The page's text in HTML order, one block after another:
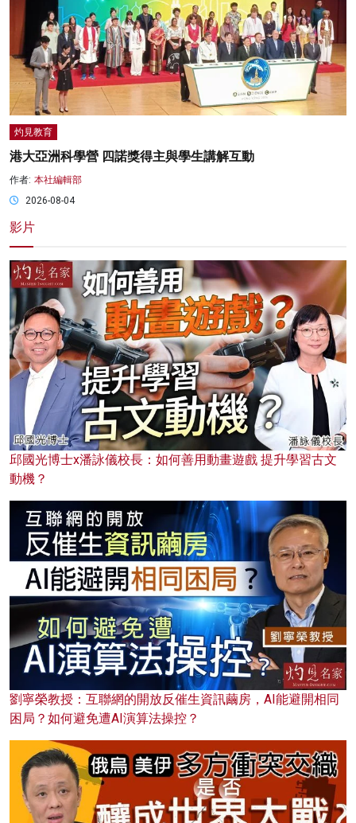
灼見教育
港大亞洲科學營 四諾獎得主與學生講解互動
作者: 本社編輯部
2026-08-04
影片
邱國光博士x潘詠儀校長：如何善用動畫遊戲 提升學習古文
動機？
劉寧榮教授：互聯網的開放反催生資訊繭房，AI能避開相同
困局？如何避免遭AI演算法操控？